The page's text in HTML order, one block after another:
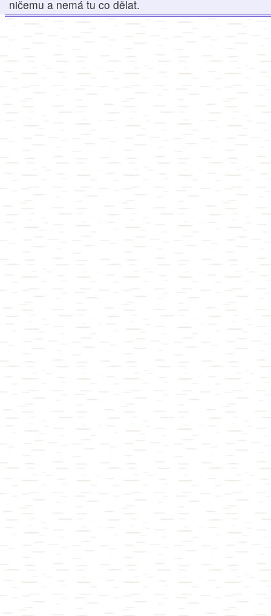
ničemu a nemá tu co dělat.